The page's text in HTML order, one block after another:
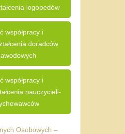
logopedów
współpracy i
doradców
współpracy i
nauczycieli-
Osobowych –